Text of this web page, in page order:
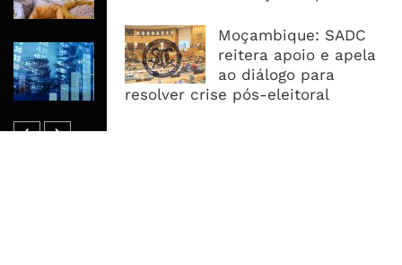
Moçambique: SADC
reitera apoio e apela
ao diálogo para
resolver crise pós-eleitoral
Dívida Pública Sobe Para 75,2% do
PIB e Pressão Desloca-se Para o
Endividamento Interno